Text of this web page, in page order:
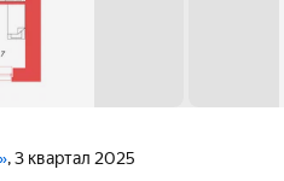
, 3 квартал 2025